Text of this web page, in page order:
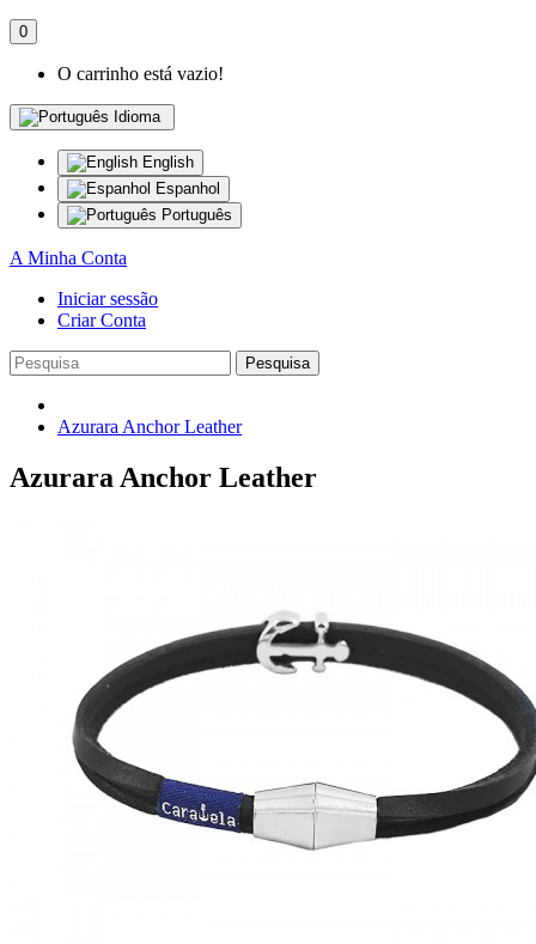
0
O carrinho está vazio!
Idioma
English
Espanhol
Português
A Minha Conta
Iniciar sessão
Criar Conta
Pesquisa
Azurara Anchor Leather
Azurara Anchor Leather